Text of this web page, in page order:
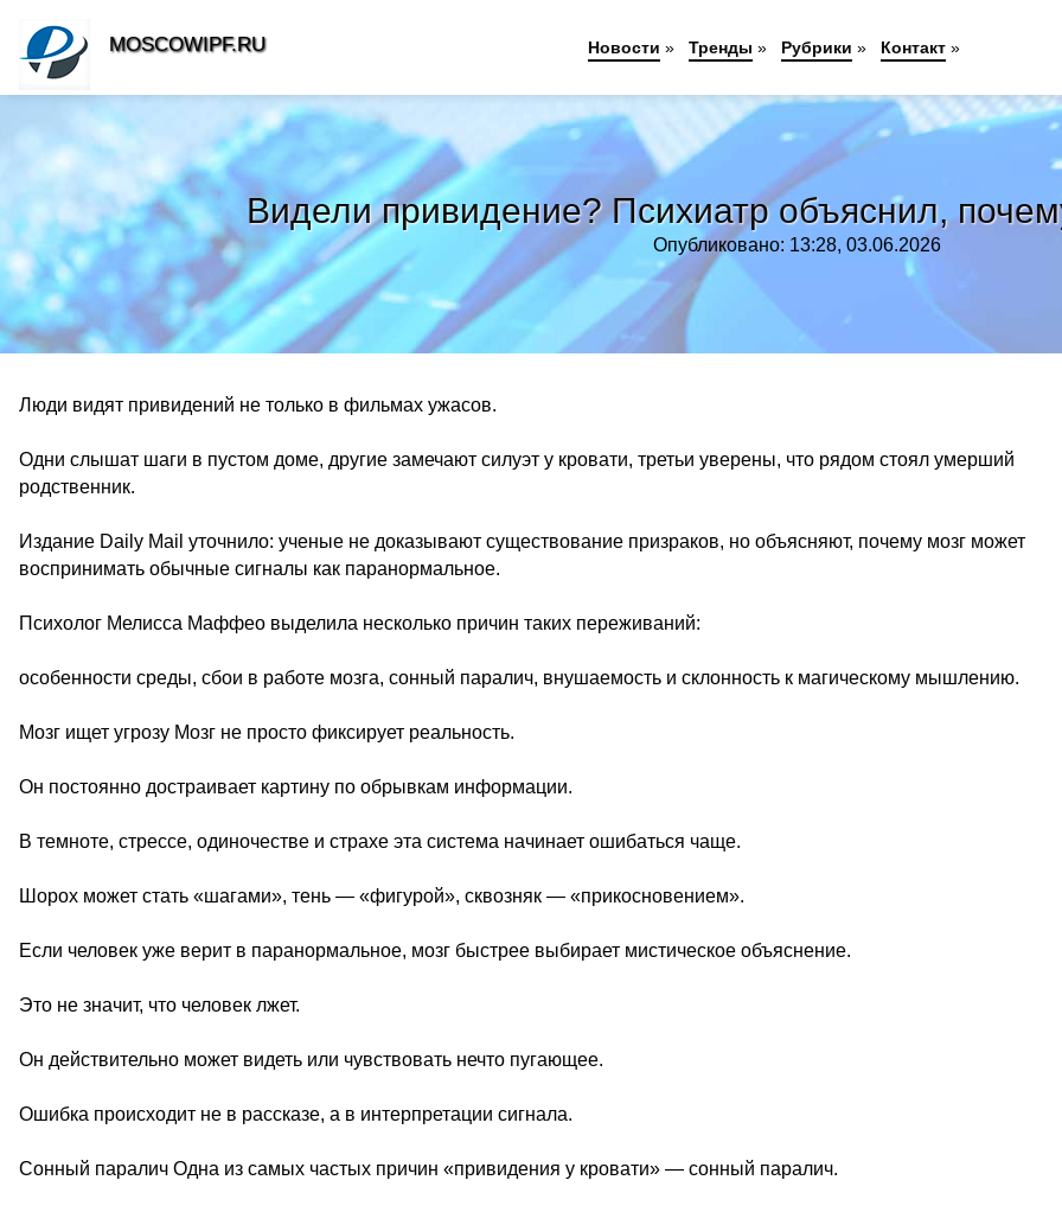
Видели привидение? Психиатр объяснил,
Опубликовано: 13:28, 03.06.2026
Люди видят привидений не только в фильмах ужасов.
Одни слышат шаги в пустом доме, другие замечают силуэт у кровати, третьи уверены, что рядом стоял умерший
родственник.
Издание Daily Mail уточнило: ученые не доказывают существование призраков, но объясняют, почему мозг может
воспринимать обычные сигналы как паранормальное.
Психолог Мелисса Маффео выделила несколько причин таких переживаний:
особенности среды, сбои в работе мозга, сонный паралич, внушаемость и склонность к магическому мышлению.
Мозг ищет угрозу Мозг не просто фиксирует реальность.
Он постоянно достраивает картину по обрывкам информации.
В темноте, стрессе, одиночестве и страхе эта система начинает ошибаться чаще.
Шорох может стать «шагами», тень — «фигурой», сквозняк — «прикосновением».
Если человек уже верит в паранормальное, мозг быстрее выбирает мистическое объяснение.
Это не значит, что человек лжет.
Он действительно может видеть или чувствовать нечто пугающее.
Ошибка происходит не в рассказе, а в интерпретации сигнала.
Сонный паралич Одна из самых частых причин «привидения у кровати» — сонный паралич.
MOSCOWIPF.RU Новости » Тренды » Рубрики » Контакт »